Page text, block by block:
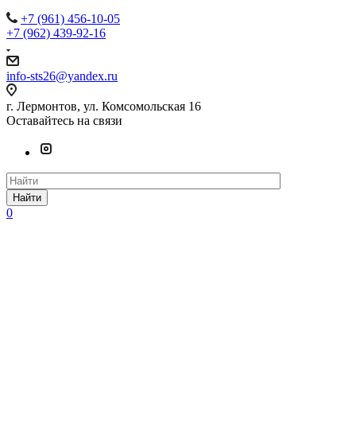
+7 (961) 456-10-05
+7 (962) 439-92-16
info-sts26@yandex.ru
г. Лермонтов, ул. Комсомольская 16
Оставайтесь на связи
Найти
0